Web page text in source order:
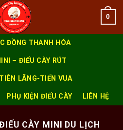
0
ĐỒNG THANH HÓA
– ĐIẾU CÀY RÚT
LÃNG-TIẾN VUA
PHỤ KIỆN ĐIẾU CÀY LIÊN HỆ
CÀY MINI DU LỊCH